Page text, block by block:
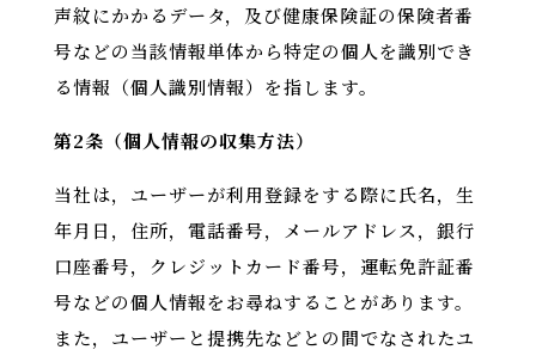
声紋にかかるデータ，及び健康保険証の保険者番
号などの当該情報単体から特定の個人を識別でき
る情報（個人識別情報）を指します。
第2条（個人情報の収集方法）
当社は，ユーザーが利用登録をする際に氏名，生
年月日，住所，電話番号，メールアドレス，銀行
口座番号，クレジットカード番号，運転免許証番
号などの個人情報をお尋ねすることがあります。
また，ユーザーと提携先などとの間でなされたユ